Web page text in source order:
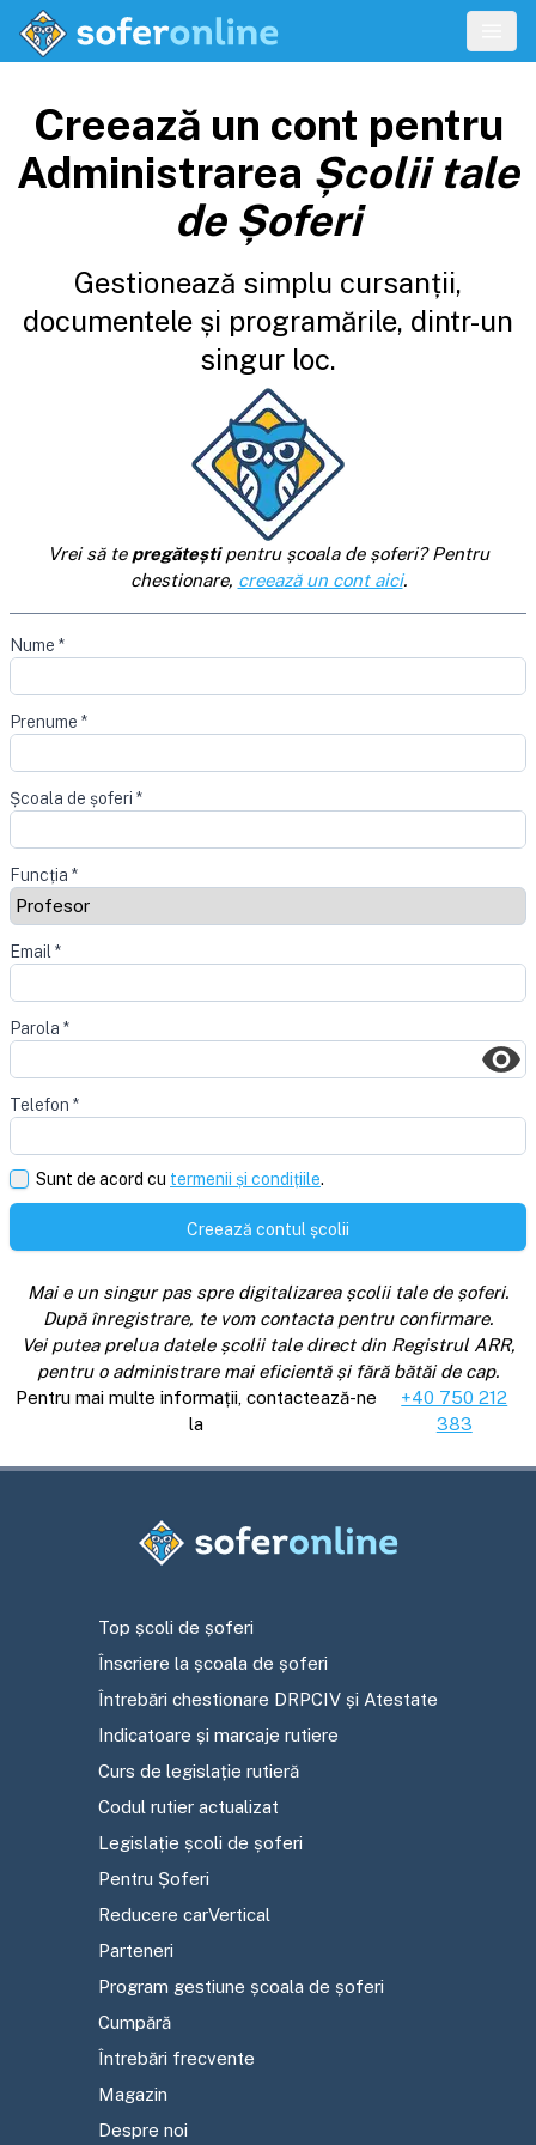
Creează un cont pentru
Administrarea Școlii tale
de Șoferi
Gestionează simplu cursanții,
documentele și programările, dintr-un
singur loc.
Vrei să te pregăteștipentru școala de șoferi? Pentru
chestionare, creează un cont aici.
Nume *
Prenume *
Școala de șoferi *
Funcția *
Email *
Parola *
Telefon *
Sunt de acord cu termenii și condițiile.
Creează contul școlii
Mai e un singur pas spre digitalizarea școlii tale de șoferi.
După înregistrare, te vom contacta pentru confirmare.
Vei putea prelua datele școlii tale direct din Registrul ARR,
pentru o administrare mai eficientă și fără bătăi de cap.
Pentru mai multe informații, contactează-ne
la
+40 750 212
383
Top școli de șoferi
Înscriere la școala de șoferi
Întrebări chestionare DRPCIV și Atestate
Indicatoare și marcaje rutiere
Curs de legislație rutieră
Codul rutier actualizat
Legislație școli de șoferi
Pentru Șoferi
Reducere carVertical
Parteneri
Program gestiune școala de șoferi
Cumpără
Întrebări frecvente
Magazin
Despre noi